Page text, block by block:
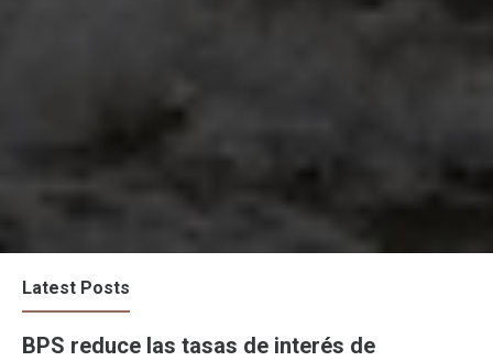
Latest Posts
BPS reduce las tasas de interés de